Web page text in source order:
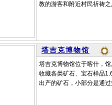
教的游客和附近村民祈祷
塔吉克博物馆
塔吉克博物馆位于喀什，
收藏各类矿石、宝石样品
出产的矿石，小部分是通